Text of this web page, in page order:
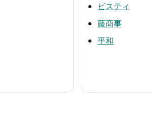
ビスティ
藤商事
平和